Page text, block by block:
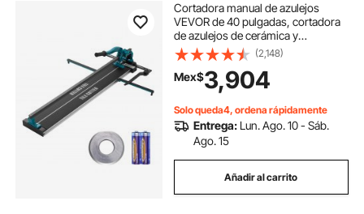
Cortadora manual de azulejos
VEVOR de 40 pulgadas, cortadora
de azulejos de cerámica y
porcelana con rueda de corte de
carburo de tungsteno,
posicionamiento infrarrojo, patas
antideslizantes y rieles duraderos
para instaladores profesionales o
principiantes.
(2,148)
Mex$3,904
Solo queda4, ordena rápidamente
Entrega: Lun. Ago. 10 - Sáb.
Ago. 15
Añadir al carrito